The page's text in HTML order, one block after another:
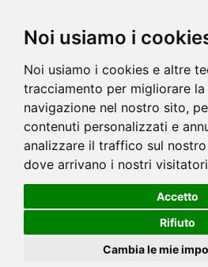
Noi usiamo i
Noi usiamo i cookies e altre
tracciamento per migliorare
navigazione nel nostro sito,
contenuti personalizzati e
analizzare il traffico sul
dove arrivano i nostri
Accetto
Rifiuto
Cambia le mie